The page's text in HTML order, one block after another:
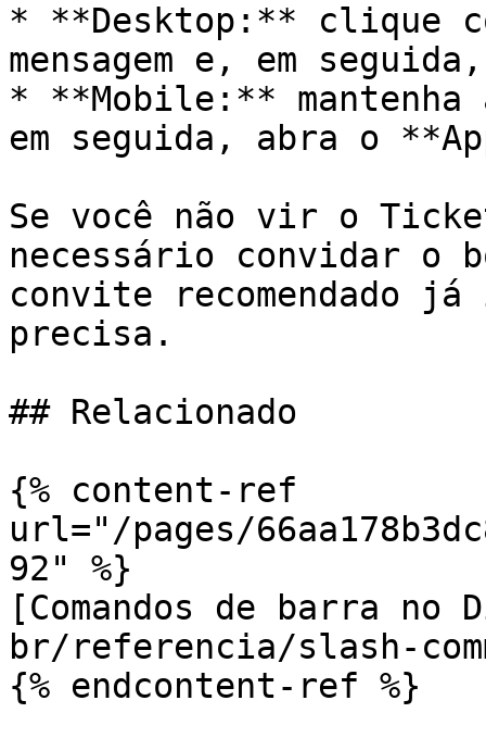
* **Desktop:** clique
mensagem e, em
* **Mobile:** mantenha
em seguida, abra o
Se você não vir o
necessário convidar o
convite recomendado
precisa.
## Relacionado
{% content-ref
url="/pages/
92" %}
[Comandos de barra
br/referencia/slash-
{% endcontent-ref %}